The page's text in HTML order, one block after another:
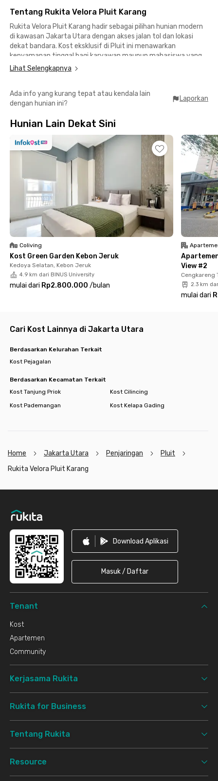
Tentang Rukita Velora Pluit Karang
Rukita Velora Pluit Karang hadir sebagai pilihan hunian modern
di kawasan Jakarta Utara dengan akses jalan tol dan lokasi
dekat bandara. Kost eksklusif di Pluit ini menawarkan
kenyamanan tinggal bagi karyawan maupun mahasiswa yang
mengutamakan kepraktisan dan mobilitas.
📍Pluit Village - 5 menit
📍Emporium Pluit Mall & RS Pluit - 10 menit
📍Pusat bisnis dan perkantoran Pantai Indah Kapuk (PIK) - 20
📍PIK Avenue - 24 menit
📍Bandara Internasional Soekarno-Hatta - 30 menit
Fasilitas lengkap Rukita Velora Pluit Karang
✔️Kamar fully furnished
✔️AC dan WiFi
✔️Kamar mandi dalam dengan water heater
✔️Laundry
✔️Room cleaning
✔️Area komunal
✔️Area parkir
Dengan lingkungan modern, akses strategis, serta fasilitas
lengkap, Rukita Velora Pluit Karang adalah pilihan tepat bagi
kamu yang mencari hunian nyaman dan praktis di Jakarta
Utara.
Lihat Selengkapnya
Ada info yang kurang tepat atau kendala lain
dengan hunian ini?
Laporkan
Hunian Lain Dekat Sini
Coliving
Kost Green Garden Kebon Jeruk
Kedoya Selatan, Kebon Jeruk
4.9 km dari BINUS University
mulai dari Rp2.800.000 /bulan
View #2
Cengkareng
2.3 km
mulai dari
Cari Kost Lainnya di Jakarta Utara
Berdasarkan Kelurahan Terkait
Kost Pejagalan
Berdasarkan Kecamatan Terkait
Kost Tanjung Priok
Kost Cilincing
Kost Pademangan
Kost Kelapa Gading
Home Jakarta Utara Penjaringan
Pluit
Rukita Velora Pluit Karang
Download Aplikasi
Masuk / Daftar
Tenant
Kost
Apartemen
Community
Kerjasama Rukita
Rukita for Business
Tentang Rukita
Resource